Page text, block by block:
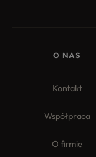
O NAS
Kontakt
Współpraca
O firmie